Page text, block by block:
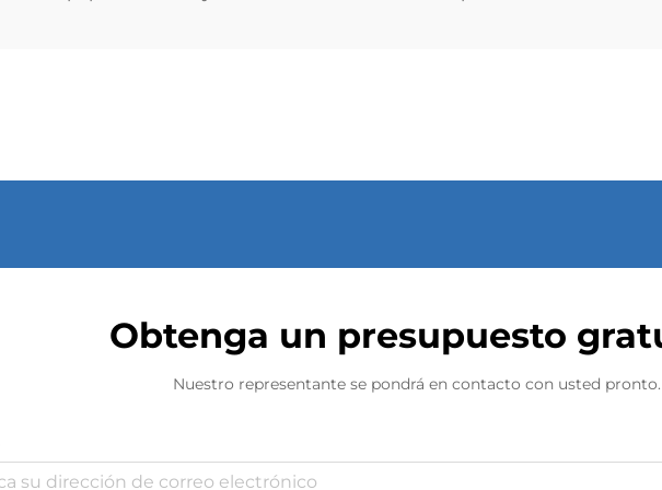
Obtenga un presupuesto
Nuestro representante se pondrá en contacto con usted pronto.